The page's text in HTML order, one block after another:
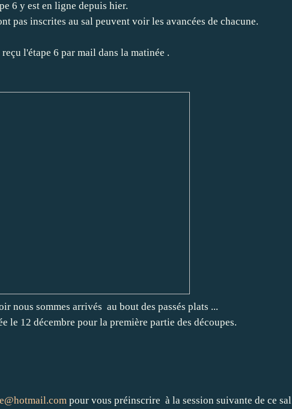
6 y est en ligne depuis hier.
pas inscrites au sal peuvent voir les avancées de chacune.
l'étape 6 par mail dans la matinée .
nous sommes arrivés au bout des passés plats ...
le 12 décembre pour la première partie des découpes.
pour vous préinscrire à la session suivante de ce sal